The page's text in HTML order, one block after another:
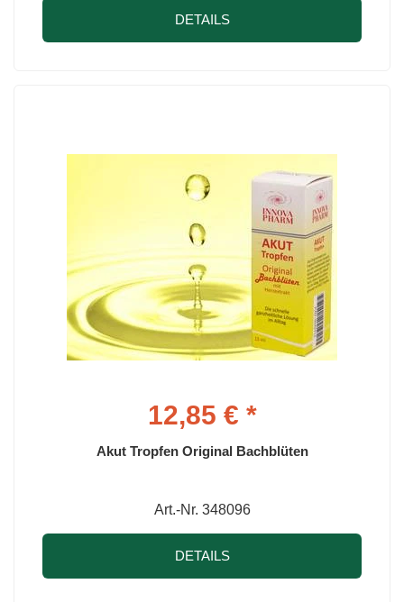
DETAILS
12,85 € *
Akut Tropfen Original Bachblüten
Art.-Nr. 348096
DETAILS